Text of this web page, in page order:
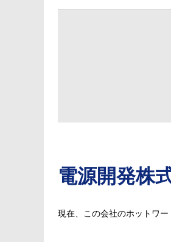
電源開発株
現在、この会社のホットワ